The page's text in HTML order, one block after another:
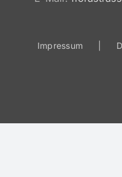
Impressum